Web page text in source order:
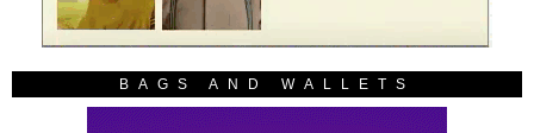
BAGS AND WALLETS